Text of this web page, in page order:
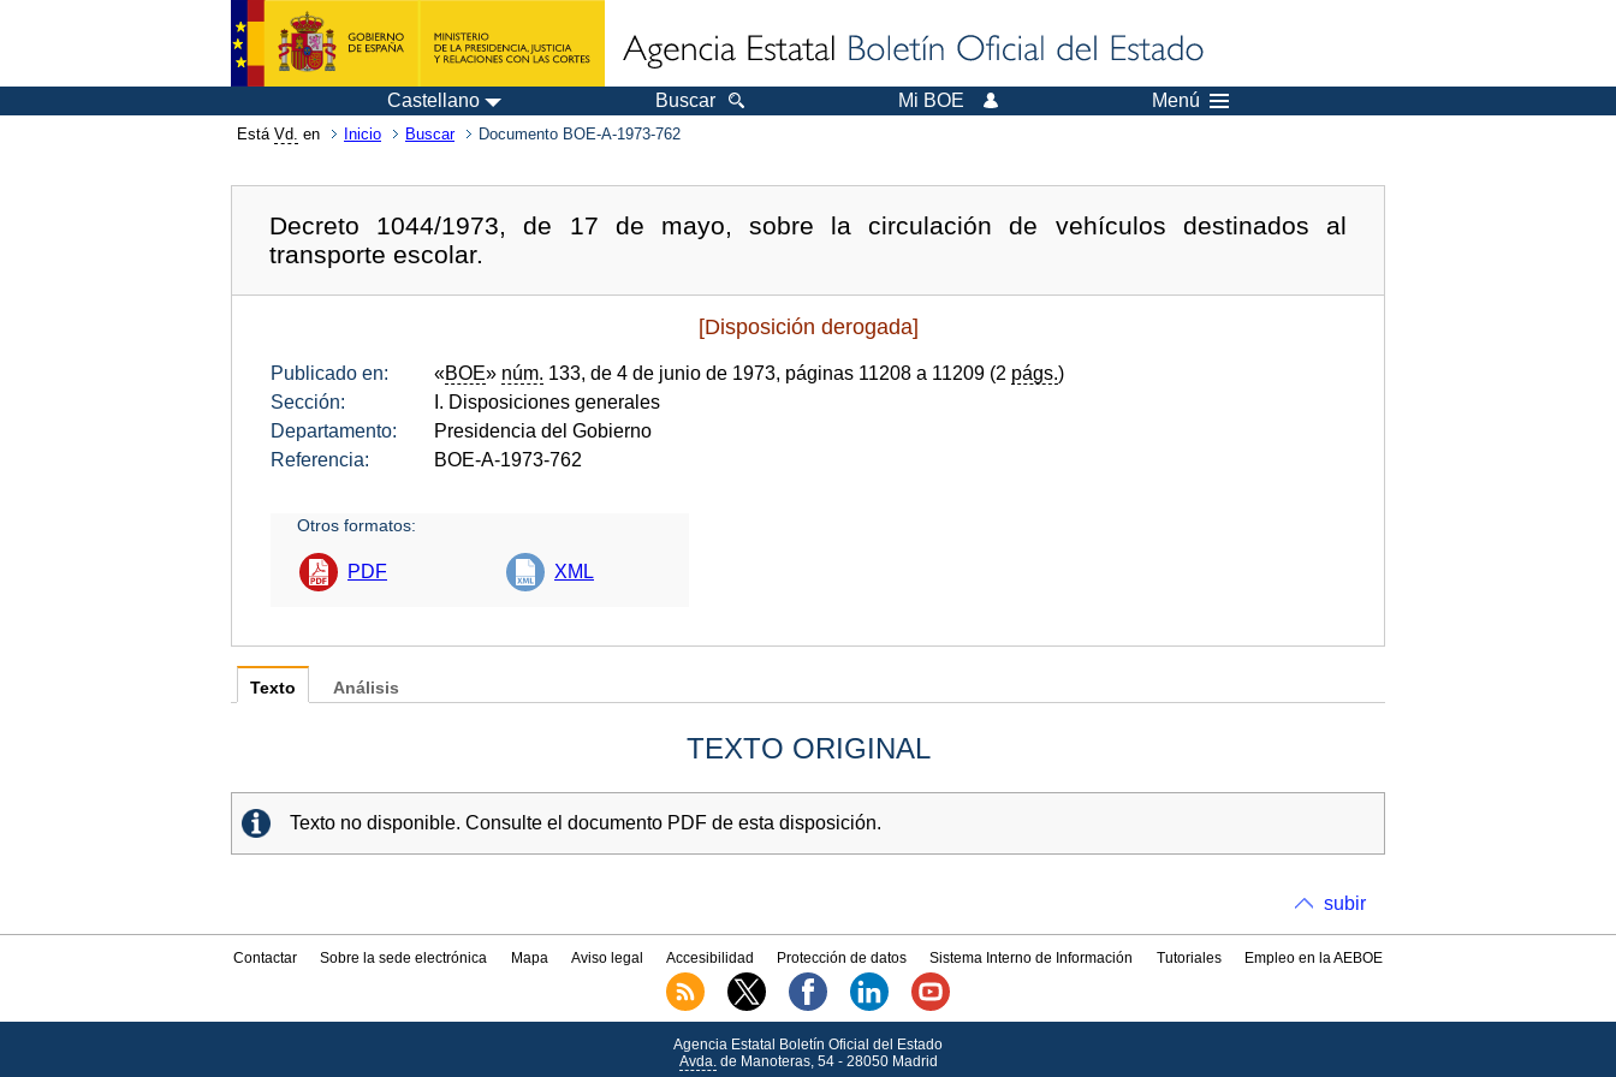
Castellano Buscar Mi BOE Menú
Está Vd. en Inicio Buscar Documento BOE-A-1973-762
Decreto 1044/1973, de 17 de mayo, sobre la circulación de vehículos destinados al
transporte escolar.
[Disposición derogada]
Publicado en: «BOE» núm. 133, de 4 de junio de 1973, páginas 11208 a 11209 (2 págs.)
Sección:
I. Disposiciones generales
Departamento:
Presidencia del Gobierno
Referencia:
BOE-A-1973-762
Otros formatos:
PDF XML
Texto
TEXTO ORIGINAL
Texto no disponible. Consulte el documento PDF de esta disposición.
Análisis
subir
Contactar Sobre la sede electrónica Mapa Aviso legal Accesibilidad Protección de datos Sistema Interno de Información Tutoriales Empleo en la AEBOE
Agencia Estatal Boletín Oficial del Estado
Avda.de Manoteras, 54 - 28050 Madrid